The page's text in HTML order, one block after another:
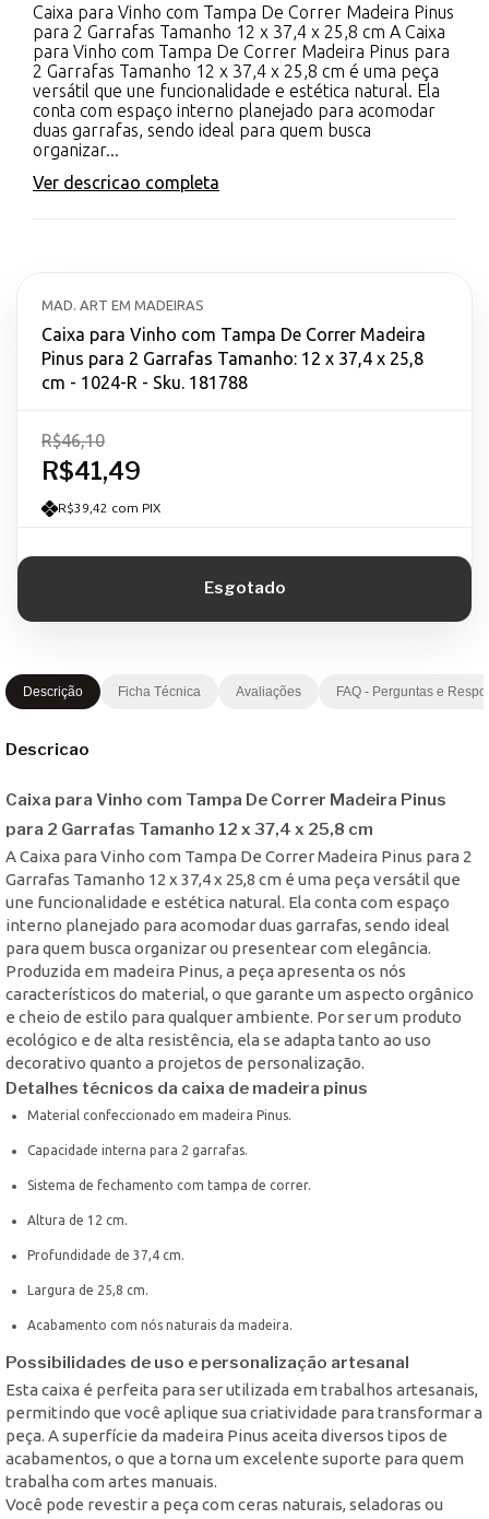
Caixa para Vinho com Tampa De Correr Madeira Pinus
para 2 Garrafas Tamanho 12 x 37,4 x 25,8 cm A Caixa
para Vinho com Tampa De Correr Madeira Pinus para
2 Garrafas Tamanho 12 x 37,4 x 25,8 cm é uma peça
versátil que une funcionalidade e estética natural. Ela
conta com espaço interno planejado para acomodar
duas garrafas, sendo ideal para quem busca
organizar...
Ver descricao completa
MAD. ART EM MADEIRAS
Caixa para Vinho com Tampa De Correr Madeira
Pinus para 2 Garrafas Tamanho: 12 x 37,4 x 25,8
cm - 1024-R - Sku. 181788
R$41,49
R$46,10
R$39,42 com PIX
Descrição Ficha Técnica Avaliações FAQ - Perguntas e
Descricao
Caixa para Vinho com Tampa De Correr Madeira Pinus
para 2 Garrafas Tamanho 12 x 37,4 x 25,8 cm
A Caixa para Vinho com Tampa De Correr Madeira Pinus para 2
Garrafas Tamanho 12 x 37,4 x 25,8 cm é uma peça versátil que
une funcionalidade e estética natural. Ela conta com espaço
interno planejado para acomodar duas garrafas, sendo ideal
para quem busca organizar ou presentear com elegância.
Produzida em madeira Pinus, a peça apresenta os nós
característicos do material, o que garante um aspecto orgânico
e cheio de estilo para qualquer ambiente. Por ser um produto
ecológico e de alta resistência, ela se adapta tanto ao uso
decorativo quanto a projetos de personalização.
Detalhes técnicos da caixa de madeira pinus
Material confeccionado em madeira Pinus.
Capacidade interna para 2 garrafas.
Sistema de fechamento com tampa de correr.
Altura de 12 cm.
Profundidade de 37,4 cm.
Largura de 25,8 cm.
Acabamento com nós naturais da madeira.
Possibilidades de uso e personalização artesanal
Esta caixa é perfeita para ser utilizada em trabalhos artesanais,
permitindo que você aplique sua criatividade para transformar a
peça. A superfície da madeira Pinus aceita diversos tipos de
acabamentos, o que a torna um excelente suporte para quem
trabalha com artes manuais.
Você pode revestir a peça com ceras naturais, seladoras ou